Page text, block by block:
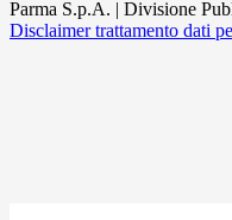
Parma S.p.A. | Divisione
Disclaimer trattamento dati